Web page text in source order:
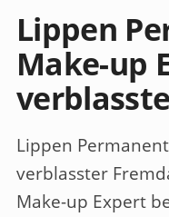
Lippen
Make-up
Lippen
verblasster
Make-up Expert